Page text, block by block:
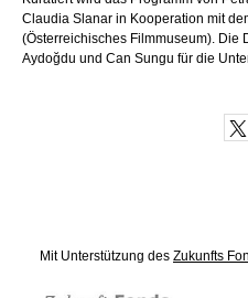
Claudia Slanar in Kooperation mit
(Österreichisches Filmmuseum). Die
Aydoğdu und Can Sungu für die
Mit Unterstützung des Zukunfts